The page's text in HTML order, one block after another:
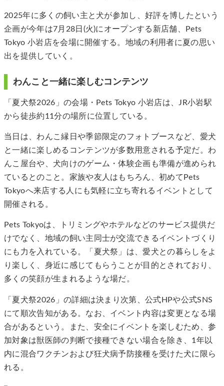
2025年に多くの飼い主と犬が参加し、好評を博したという
企画が今年は7月28日(火)にオープンする新店舗、Pets
Tokyo 小岩店を会場に開催する。地域の利用者に夏の思い
出を提供していく。
わんこと一緒に楽しむコンテンツ
「夏犬祭2026」の会場・Pets Tokyo 小岩店は、JR小岩駅
から徒歩約11分の場所に位置している。
当日は、わんこ縁日や季節限定のフォトブースなど、愛犬
と一緒に楽しめるコンテンツが多数用意される予定だ。わ
んこ屋台や、犬向けのゲーム・体験企画も準備が進められ
ているとのこと。家族や友人はもちろん、初めてPets
Tokyoへ来店する人にも気軽に立ち寄れるイベントとして
開催される。
Pets Tokyoは、トリミングやホテルなどのサービス提供だ
けでなく、地域の飼い主同士が交流できるイベントづくり
にも力を入れている。「夏犬祭」は、愛犬との暮らしをよ
り楽しく、身近に感じてもらうことが目的とされており、
多くの笑顔が生まれるような場だ。
「夏犬祭2026」の詳細は決まり次第、公式HPや公式SNS
にて順次告知がある。なお、イベント内容は変更となる場
合があるという。また、安全にイベントを楽しむため、参
加対象は獣医師の判断で接種できない場合を除き、1年以
内に混合ワクチンおよび狂犬病予防接種を受けた犬に限ら
れる。